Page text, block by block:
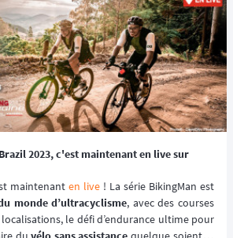
2023, c'est maintenant en live sur
maintenant en live ! La série BikingMan est
monde d’ultracyclisme, avec des courses
le défi d’endurance ultime pour